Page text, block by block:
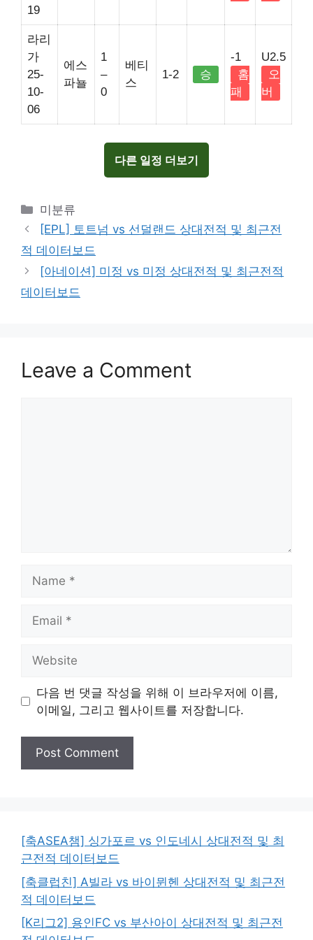
19
라리
가
25-
10-
06
에스
파뇰
1
–
0
베티
스
1-2 승
-1
홈
패
U2.5
오
버
다른 일정 더보기
Categories
미분류
[EPL] 토트넘 vs 선덜랜드 상대전적 및 최근전
적 데이터보드
[아네이션] 미정 vs 미정 상대전적 및 최근전적
데이터보드
Leave a Comment
다음 번 댓글 작성을 위해 이 브라우저에 이름,
이메일, 그리고 웹사이트를 저장합니다.
[축ASEA챔] 싱가포르 vs 인도네시 상대전적 및 최
근전적 데이터보드
[축클럽친] A빌라 vs 바이뮌헨 상대전적 및 최근전
적 데이터보드
[K리그2] 용인FC vs 부산아이 상대전적 및 최근전